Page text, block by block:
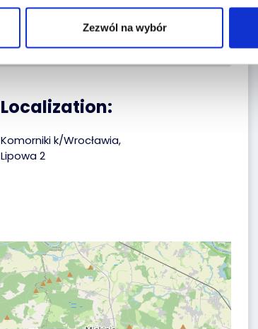
Zezwól na wybór
VIN No.:
ZFACF8AR5M6U12707
Localization:
Komorniki k/Wrocławia,
Lipowa 2